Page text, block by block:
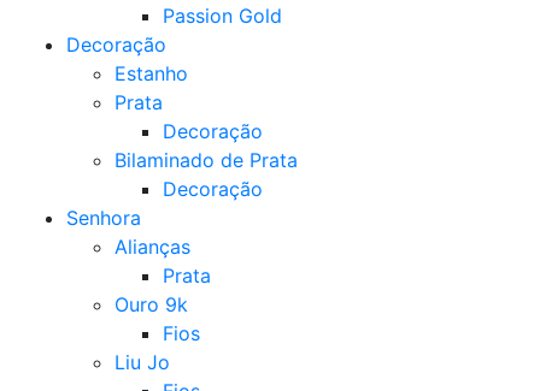
Passion Gold
Decoração
Estanho
Prata
Decoração
Bilaminado de Prata
Decoração
Senhora
Alianças
Prata
Ouro 9k
Fios
Liu Jo